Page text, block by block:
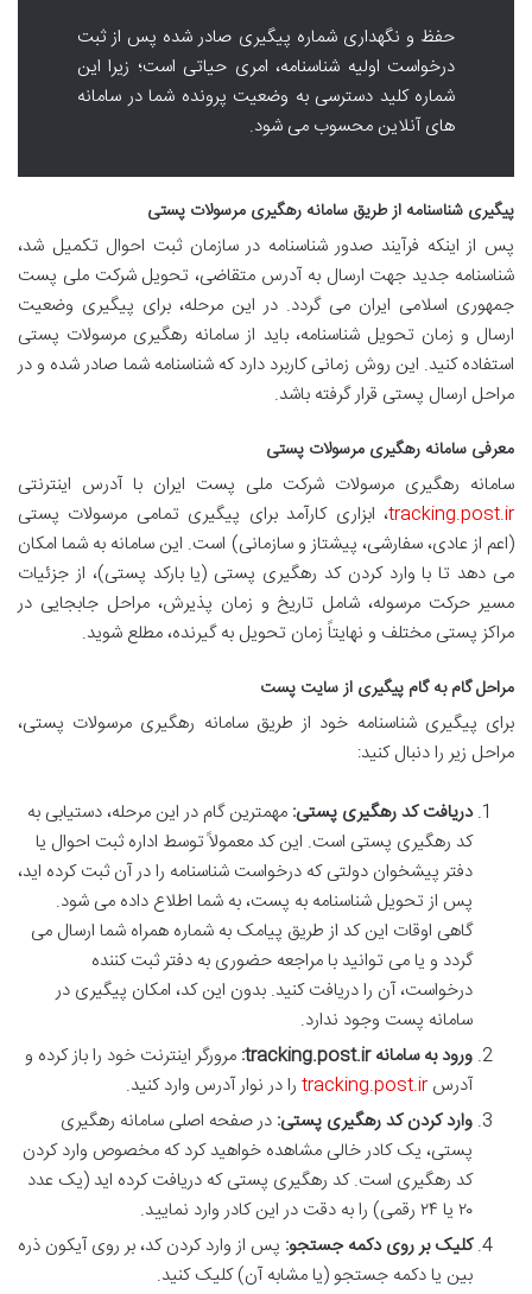
حفظ و نگهداری شماره پیگیری صادر شده پس از ثبت
درخواست اولیه شناسنامه، امری حیاتی است؛ زیرا این
شماره کلید دسترسی به وضعیت پرونده شما در سامانه
های آنلاین محسوب می شود.
پیگیری شناسنامه از طریق سامانه رهگیری مرسولات پستی
پس از اینکه فرآیند صدور شناسنامه در سازمان ثبت احوال تکمیل شد،
شناسنامه جدید جهت ارسال به آدرس متقاضی، تحویل شرکت ملی پست
جمهوری اسلامی ایران می گردد. در این مرحله، برای پیگیری وضعیت
ارسال و زمان تحویل شناسنامه، باید از سامانه رهگیری مرسولات پستی
استفاده کنید. این روش زمانی کاربرد دارد که شناسنامه شما صادر شده و در
مراحل ارسال پستی قرار گرفته باشد.
معرفی سامانه رهگیری مرسولات پستی
سامانه رهگیری مرسولات شرکت ملی پست ایران با آدرس اینترنتی
tracking.post.ir، ابزاری کارآمد برای پیگیری تمامی مرسولات پستی
(اعم از عادی، سفارشی، پیشتاز و سازمانی) است. این سامانه به شما امکان
می دهد تا با وارد کردن کد رهگیری پستی (یا بارکد پستی)، از جزئیات
مسیر حرکت مرسوله، شامل تاریخ و زمان پذیرش، مراحل جابجایی در
مراکز پستی مختلف و نهایتاً زمان تحویل به گیرنده، مطلع شوید.
مراحل گام به گام پیگیری از سایت پست
برای پیگیری شناسنامه خود از طریق سامانه رهگیری مرسولات پستی،
مراحل زیر را دنبال کنید:
دریافت کد رهگیری پستی: مهمترین گام در این مرحله، دستیابی به
کد رهگیری پستی است. این کد معمولاً توسط اداره ثبت احوال یا
دفتر پیشخوان دولتی که درخواست شناسنامه را در آن ثبت کرده اید،
پس از تحویل شناسنامه به پست، به شما اطلاع داده می شود.
گاهی اوقات این کد از طریق پیامک به شماره همراه شما ارسال می
گردد و یا می توانید با مراجعه حضوری به دفتر ثبت کننده
درخواست، آن را دریافت کنید. بدون این کد، امکان پیگیری در
سامانه پست وجود ندارد.
ورود به سامانه tracking.post.ir:
مرورگر اینترنت خود را باز کرده و
آدرس tracking.post.ir را در نوار آدرس وارد کنید.
وارد کردن کد رهگیری پستی: در صفحه اصلی سامانه رهگیری
پستی، یک کادر خالی مشاهده خواهید کرد که مخصوص وارد کردن
کد رهگیری است. کد رهگیری پستی که دریافت کرده اید (یک عدد
۲۰ یا ۲۴ رقمی) را به دقت در این کادر وارد نمایید.
کلیک بر روی دکمه جستجو: پس از وارد کردن کد، بر روی آیکون ذره
بین یا دکمه جستجو (یا مشابه آن) کلیک کنید.